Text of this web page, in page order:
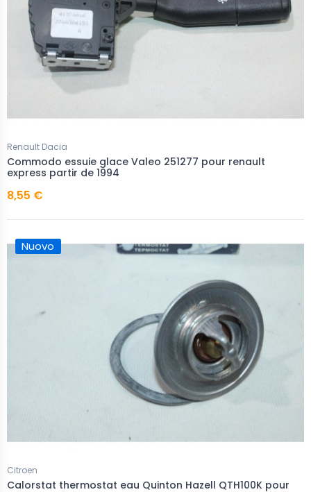
Renault Dacia
Commodo essuie glace Valeo 251277 pour renault
express partir de 1994
8,55 €
Nuovo
Citroen
Calorstat thermostat eau Quinton Hazell QTH100K pour